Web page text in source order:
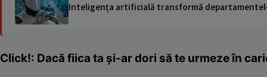
Inteligența artificială transformă
Click!: Dacă fiica ta și-ar dori să te urmeze în